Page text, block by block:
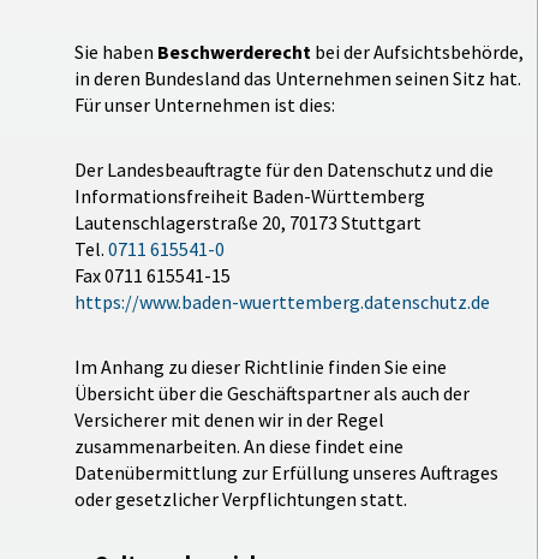
Sie haben Beschwerderecht bei der Aufsichtsbehörde,
in deren Bundesland das Unternehmen seinen Sitz hat.
Für unser Unternehmen ist dies:
Der Landesbeauftragte für den Datenschutz und die
Informationsfreiheit Baden-Württemberg
Lautenschlagerstraße 20, 70173 Stuttgart
Tel.0711 615541-0
Fax 0711 615541-15
https://www.baden-wuerttemberg.datenschutz.de
Im Anhang zu dieser Richtlinie finden Sie eine
Übersicht über die Geschäftspartner als auch der
Versicherer mit denen wir in der Regel
zusammenarbeiten. An diese findet eine
Datenübermittlung zur Erfüllung unseres Auftrages
oder gesetzlicher Verpflichtungen statt.